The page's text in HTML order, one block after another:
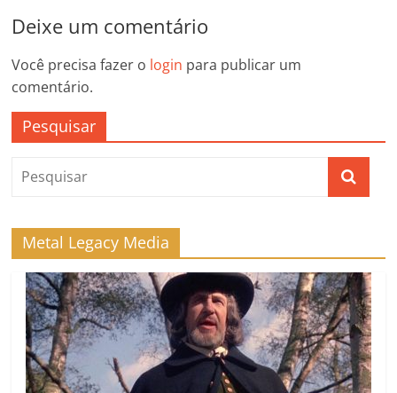
Deixe um comentário
Você precisa fazer o login para publicar um
comentário.
Pesquisar
Metal Legacy Media